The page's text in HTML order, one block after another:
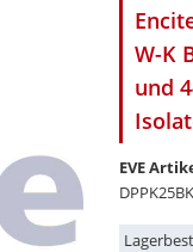
W-K
und
EVE